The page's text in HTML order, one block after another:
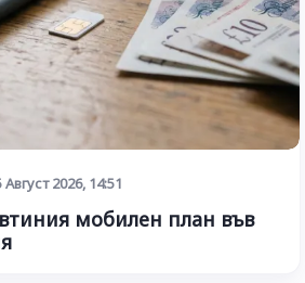
Август 2026, 14:51
мобилен план във